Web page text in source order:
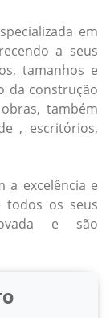
em
a seus
tamanhos e
da construção
, também
, escritórios,
a excelência e
todos os seus
e são